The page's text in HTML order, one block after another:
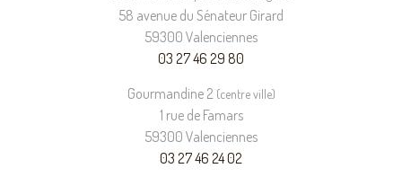
58 avenue du Sénateur Girard
59300 Valenciennes
03 27 46 29 80
Gourmandine 2 (centre ville)
1 rue de Famars
59300 Valenciennes
03 27 46 24 02